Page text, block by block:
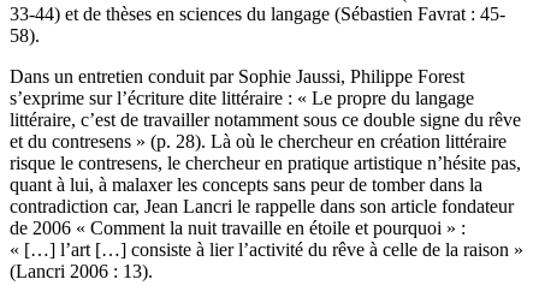
33-44) et de thèses en sciences du langage (Sébastien Favrat : 45-
58).
Dans un entretien conduit par Sophie Jaussi, Philippe Forest
s’exprime sur l’écriture dite littéraire : « Le propre du langage
littéraire, c’est de travailler notamment sous ce double signe du rêve
et du contresens » (p. 28). Là où le chercheur en création littéraire
risque le contresens, le chercheur en pratique artistique n’hésite pas,
quant à lui, à malaxer les concepts sans peur de tomber dans la
contradiction car, Jean Lancri le rappelle dans son article fondateur
de 2006 « Comment la nuit travaille en étoile et pourquoi » :
« […] l’art […] consiste à lier l’activité du rêve à celle de la raison »
(Lancri 2006 : 13).